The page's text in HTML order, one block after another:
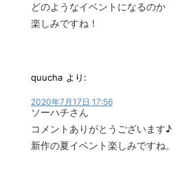
どのようなイベントになるのか
楽しみですね！
quucha より:
2020年7月17日 17:56
ソーハチさん
コメントありがとうございます♪
新作の夏イベント楽しみですね。